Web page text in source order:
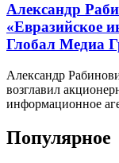
Александр
«Евразийское
Глобал Медиа
Александр
возглавил
информационное
Популярное